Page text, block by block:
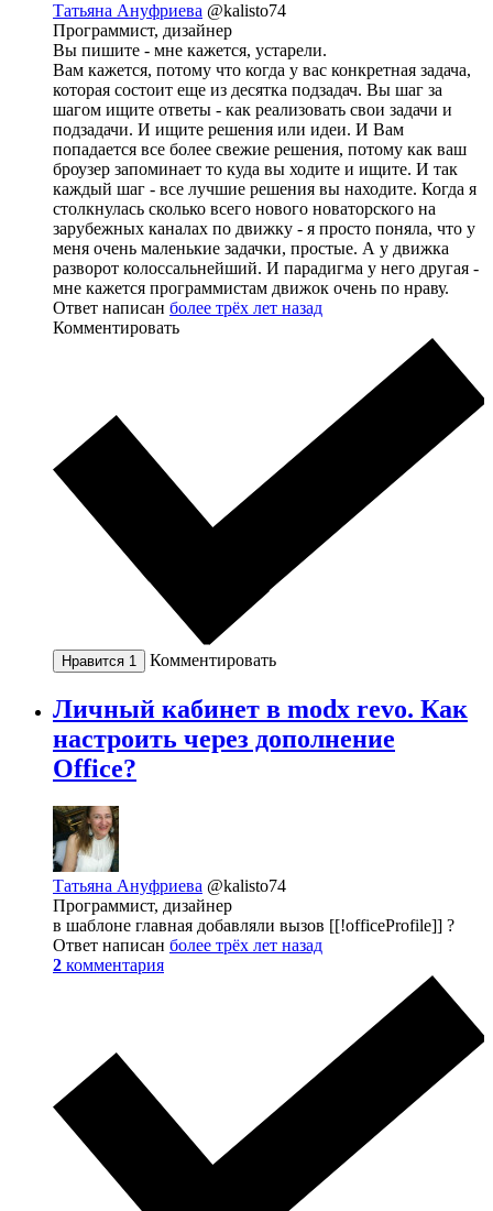
Татьяна Ануфриева @kalisto74
Программист, дизайнер
Вы пишите - мне кажется, устарели.
Вам кажется, потому что когда у вас конкретная задача,
которая состоит еще из десятка подзадач. Вы шаг за
шагом ищите ответы - как реализовать свои задачи и
подзадачи. И ищите решения или идеи. И Вам
попадается все более свежие решения, потому как ваш
броузер запоминает то куда вы ходите и ищите. И так
каждый шаг - все лучшие решения вы находите. Когда я
столкнулась сколько всего нового новаторского на
зарубежных каналах по движку - я просто поняла, что у
меня очень маленькие задачки, простые. А у движка
разворот колоссальнейший. И парадигма у него другая -
мне кажется программистам движок очень по нраву.
Ответ написан более трёх лет назад
Комментировать
Нравится 1 Комментировать
Личный кабинет в modx revo. Как
настроить через дополнение
Office?
Татьяна Ануфриева @kalisto74
Программист, дизайнер
в шаблоне главная добавляли вызов [[!officeProfile]] ?
Ответ написан более трёх лет назад
2 комментария